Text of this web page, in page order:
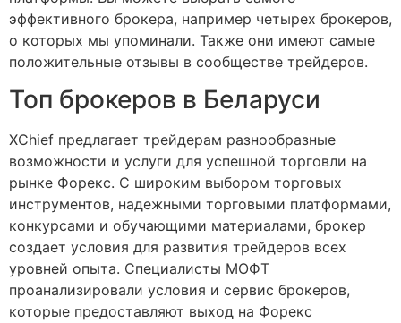
эффективного брокера, например четырех брокеров,
о которых мы упоминали. Также они имеют самые
положительные отзывы в сообществе трейдеров.
Топ брокеров в Беларуси
XChief предлагает трейдерам разнообразные
возможности и услуги для успешной торговли на
рынке Форекс. С широким выбором торговых
инструментов, надежными торговыми платформами,
конкурсами и обучающими материалами, брокер
создает условия для развития трейдеров всех
уровней опыта. Специалисты МОФТ
проанализировали условия и сервис брокеров,
которые предоставляют выход на Форекс